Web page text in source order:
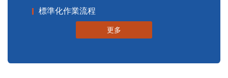
標準化作業流程
更多